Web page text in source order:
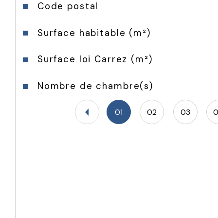
Caractéristiques Valeurs
Code postal
Surface habitable (m²)
Surface loi Carrez (m²)
Nombre de chambre(s)
01 02 03